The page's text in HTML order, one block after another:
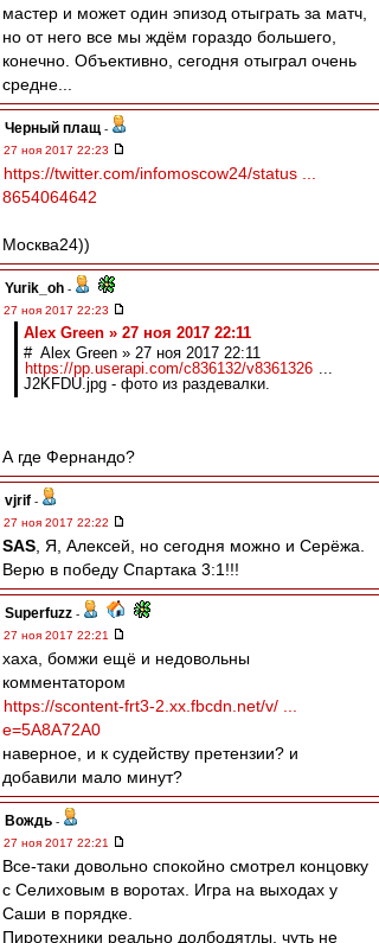
мастер и может один эпизод отыграть за матч,
но от него все мы ждём гораздо большего,
конечно. Объективно, сегодня отыграл очень
средне...
Черный плащ -
27 ноя 2017 22:23
https://twitter.com/infomoscow24/status ...
8654064642
Москва24))
Yurik_oh -
27 ноя 2017 22:23
Alex Green » 27 ноя 2017 22:11
# Alex Green » 27 ноя 2017 22:11
https://pp.userapi.com/c836132/v8361326 ...
J2KFDU.jpg - фото из раздевалки.
А где Фернандо?
vjrif -
27 ноя 2017 22:22
SAS , Я, Алексей, но сегодня можно и Серёжа.
Верю в победу Спартака 3:1!!!
Superfuzz -
27 ноя 2017 22:21
хаха, бомжи ещё и недовольны
комментатором
https://scontent-frt3-2.xx.fbcdn.net/v/ ...
e=5A8A72A0
наверное, и к судейству претензии? и
добавили мало минут?
Вождь -
27 ноя 2017 22:21
Все-таки довольно спокойно смотрел концовку
с Селиховым в воротах. Игра на выходах у
Саши в порядке.
Пиротехники реально долбодятлы, чуть не